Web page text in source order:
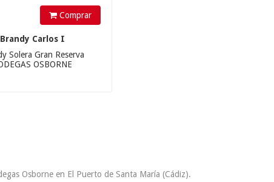
Comprar
Brandy Carlos I
Solera Gran Reserva
OSBORNE
Osborne en El Puerto de Santa María (Cádiz).